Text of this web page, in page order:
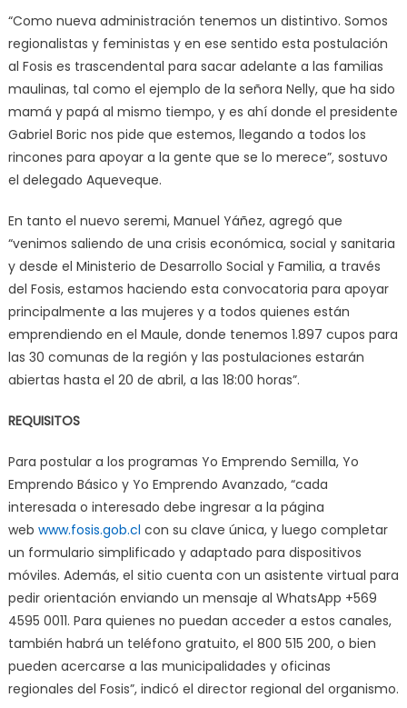
“Como nueva administración tenemos un distintivo. Somos
regionalistas y feministas y en ese sentido esta postulación
al Fosis es trascendental para sacar adelante a las familias
maulinas, tal como el ejemplo de la señora Nelly, que ha sido
mamá y papá al mismo tiempo, y es ahí donde el presidente
Gabriel Boric nos pide que estemos, llegando a todos los
rincones para apoyar a la gente que se lo merece”, sostuvo
el delegado Aqueveque.
En tanto el nuevo seremi, Manuel Yáñez, agregó que
“venimos saliendo de una crisis económica, social y sanitaria
y desde el Ministerio de Desarrollo Social y Familia, a través
del Fosis, estamos haciendo esta convocatoria para apoyar
principalmente a las mujeres y a todos quienes están
emprendiendo en el Maule, donde tenemos 1.897 cupos para
las 30 comunas de la región y las postulaciones estarán
abiertas hasta el 20 de abril, a las 18:00 horas”.
REQUISITOS
Para postular a los programas Yo Emprendo Semilla, Yo
Emprendo Básico y Yo Emprendo Avanzado, “cada
interesada o interesado debe ingresar a la página
web www.fosis.gob.cl con su clave única, y luego completar
un formulario simplificado y adaptado para dispositivos
móviles. Además, el sitio cuenta con un asistente virtual para
pedir orientación enviando un mensaje al WhatsApp +569
4595 0011. Para quienes no puedan acceder a estos canales,
también habrá un teléfono gratuito, el 800 515 200, o bien
pueden acercarse a las municipalidades y oficinas
regionales del Fosis”, indicó el director regional del organismo.